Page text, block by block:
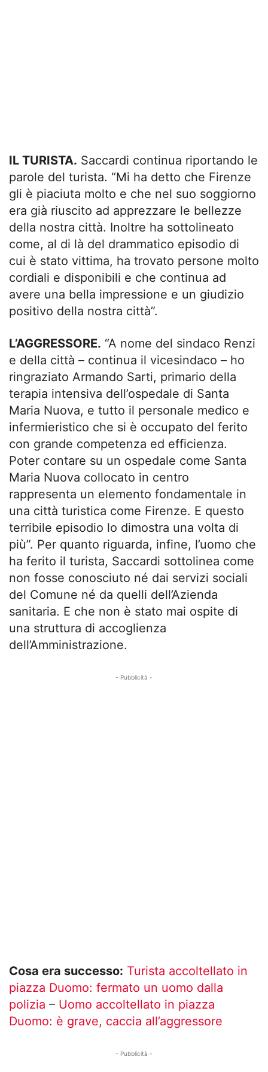
IL TURISTA. Saccardi continua riportando le
parole del turista. “Mi ha detto che Firenze
gli è piaciuta molto e che nel suo soggiorno
era già riuscito ad apprezzare le bellezze
della nostra città. Inoltre ha sottolineato
come, al di là del drammatico episodio di
cui è stato vittima, ha trovato persone molto
cordiali e disponibili e che continua ad
avere una bella impressione e un giudizio
positivo della nostra città”.
L’AGGRESSORE. “A nome del sindaco Renzi
e della città – continua il vicesindaco – ho
ringraziato Armando Sarti, primario della
terapia intensiva dell’ospedale di Santa
Maria Nuova, e tutto il personale medico e
infermieristico che si è occupato del ferito
con grande competenza ed efficienza.
Poter contare su un ospedale come Santa
Maria Nuova collocato in centro
rappresenta un elemento fondamentale in
una città turistica come Firenze. E questo
terribile episodio lo dimostra una volta di
più”. Per quanto riguarda, infine, l’uomo che
ha ferito il turista, Saccardi sottolinea come
non fosse conosciuto né dai servizi sociali
del Comune né da quelli dell’Azienda
sanitaria. E che non è stato mai ospite di
una struttura di accoglienza
dell’Amministrazione.
- Pubblicità -
Cosa era successo: Turista accoltellato in
piazza Duomo: fermato un uomo dalla
polizia – Uomo accoltellato in piazza
Duomo: è grave, caccia all’aggressore
- Pubblicità -